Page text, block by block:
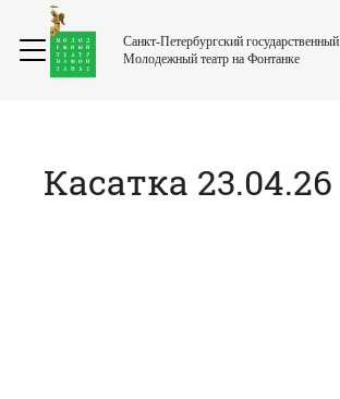
Санкт-Петербургский государственный
Молодежный театр на Фонтанке
Касатка 23.04.26